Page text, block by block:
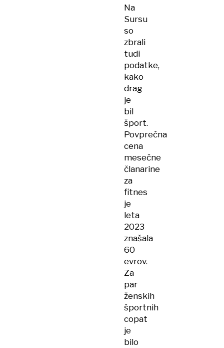
Na
Sursu
so
zbrali
tudi
podatke,
kako
drag
je
bil
šport.
Povprečna
cena
mesečne
članarine
za
fitnes
je
leta
2023
znašala
60
evrov.
Za
par
ženskih
športnih
copat
je
bilo